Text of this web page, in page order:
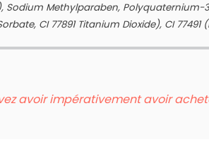
Methylparaben, Polyquaternium-
CI 77891 Titanium Dioxide), CI 77491
avoir impérativement avoir